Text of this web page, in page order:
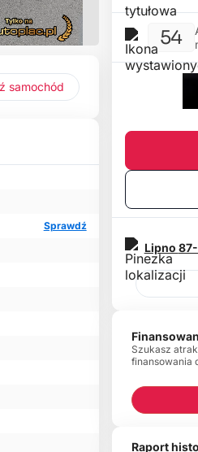
Sprawdź samochód
Sprawdź
54
Lipno
Szukasz
finansowania
Raport